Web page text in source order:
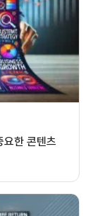
요한 콘텐츠